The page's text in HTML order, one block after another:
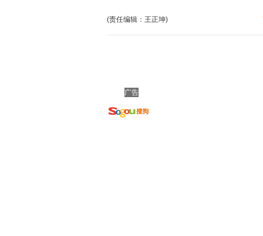
(责任编辑：王正坤)
广告